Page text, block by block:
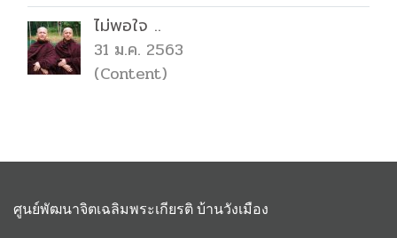
ไม่พอใจ ..
31 ม.ค. 2563
(Content)
ศูนย์พัฒนาจิตเฉลิมพระเกียรติ บ้านวังเมือง